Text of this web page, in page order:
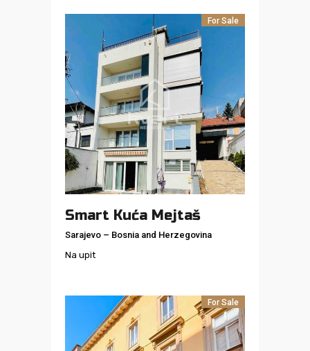
For Sale
Smart Kuća Mejtaš
Sarajevo – Bosnia and Herzegovina
Na upit
For Sale